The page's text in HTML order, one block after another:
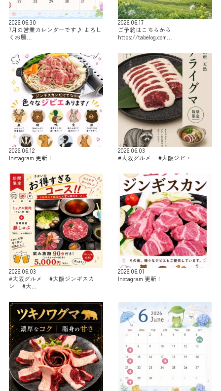
2026.06.30
7月の営業カレンダーです♪ よろし
くお願…
2026.06.17
ご予約はこちらから
https://tabelog.com…
2026.06.12
Instagram 更新！
2026.06.03
#大阪グルメ #大阪ジビエ
2026.06.03
#大阪グルメ #大阪ジンギスカ
ン #大…
2026.06.01
Instagram 更新！